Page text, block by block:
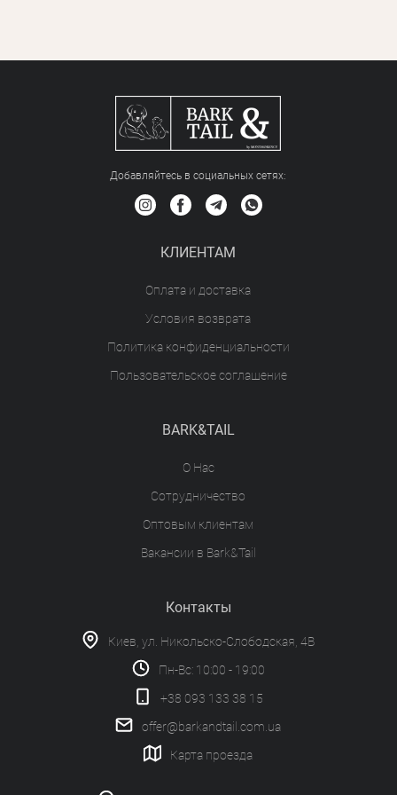
Добавляйтесь в социальных сетяx:
КЛИЕНТАМ
Оплата и доставка
Условия возврата
Политика конфиденциальности
Пользовательское соглашение
BARK&TAIL
О Нас
Сотрудничество
Оптовым клиентам
Вакансии в Bark&Tail
Контакты
Киев, ул. Никольско-Слободская, 4В
Пн-Вс: 10:00 - 19:00
+38 093 133 38 15
offer@barkandtail.com.ua
Карта проезда